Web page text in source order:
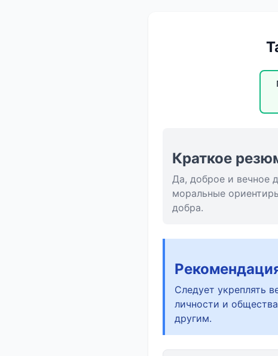
Краткое
Да, доброе и вечное
моральные
добра.
Следует укреплять
личности и
другим.